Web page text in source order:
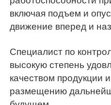
включая подъем и
движение вперед и
Специалист по
высокую степень
качеством продукции
размещению